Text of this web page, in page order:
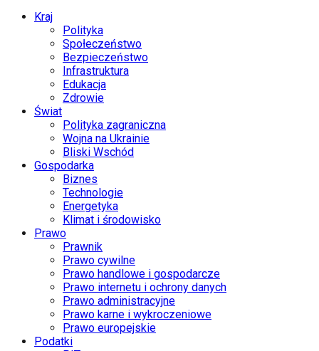
Kraj
Polityka
Społeczeństwo
Bezpieczeństwo
Infrastruktura
Edukacja
Zdrowie
Świat
Polityka zagraniczna
Wojna na Ukrainie
Bliski Wschód
Gospodarka
Biznes
Technologie
Energetyka
Klimat i środowisko
Prawo
Prawnik
Prawo cywilne
Prawo handlowe i gospodarcze
Prawo internetu i ochrony danych
Prawo administracyjne
Prawo karne i wykroczeniowe
Prawo europejskie
Podatki